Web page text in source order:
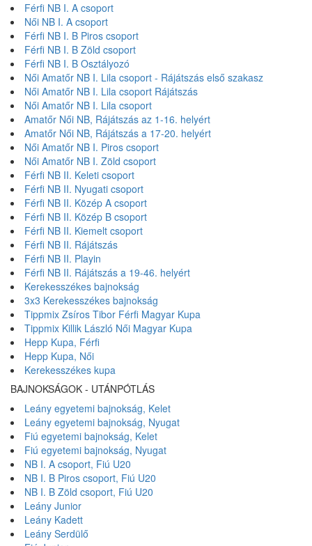
Férfi NB I. A csoport
Női NB I. A csoport
Férfi NB I. B Piros csoport
Férfi NB I. B Zöld csoport
Férfi NB I. B Osztályozó
Női Amatőr NB I. Lila csoport - Rájátszás első szakasz
Női Amatőr NB I. Lila csoport Rájátszás
Női Amatőr NB I. Lila csoport
Amatőr Női NB, Rájátszás az 1-16. helyért
Amatőr Női NB, Rájátszás a 17-20. helyért
Női Amatőr NB I. Piros csoport
Női Amatőr NB I. Zöld csoport
Férfi NB II. Keleti csoport
Férfi NB II. Nyugati csoport
Férfi NB II. Közép A csoport
Férfi NB II. Közép B csoport
Férfi NB II. Kiemelt csoport
Férfi NB II. Rájátszás
Férfi NB II. Playin
Férfi NB II. Rájátszás a 19-46. helyért
Kerekesszékes bajnokság
3x3 Kerekesszékes bajnokság
Tippmix Zsíros Tibor Férfi Magyar Kupa
Tippmix Killik László Női Magyar Kupa
Hepp Kupa, Férfi
Hepp Kupa, Női
Kerekesszékes kupa
BAJNOKSÁGOK - UTÁNPÓTLÁS
Leány egyetemi bajnokság, Kelet
Leány egyetemi bajnokság, Nyugat
Fiú egyetemi bajnokság, Kelet
Fiú egyetemi bajnokság, Nyugat
NB I. A csoport, Fiú U20
NB I. B Piros csoport, Fiú U20
NB I. B Zöld csoport, Fiú U20
Leány Junior
Leány Kadett
Leány Serdülő